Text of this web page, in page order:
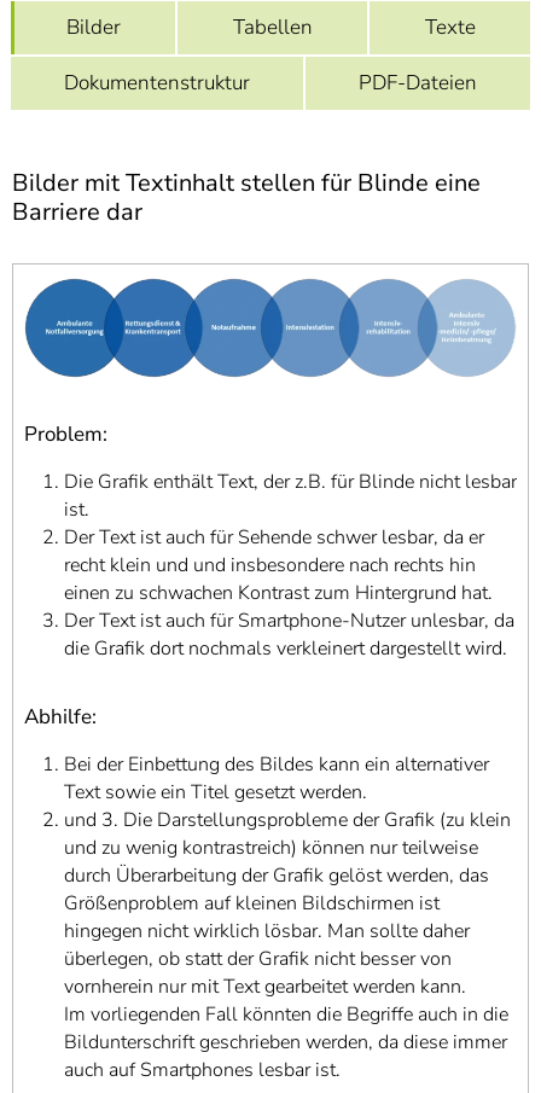
7]
Informationen zur
Barrierefreiheit
Bilder Tabellen
Texte
Dokumentenstruktur
PDF-Dateien
Bilder mit Textinhalt stellen für Blinde eine
Barriere dar
Problem:
Die Grafik enthält Text, der z.B. für Blinde nicht lesbar
ist.
Der Text ist auch für Sehende schwer lesbar, da er
recht klein und und insbesondere nach rechts hin
einen zu schwachen Kontrast zum Hintergrund hat.
Der Text ist auch für Smartphone-Nutzer unlesbar, da
die Grafik dort nochmals verkleinert dargestellt wird.
Abhilfe:
Bei der Einbettung des Bildes kann ein alternativer
Text sowie ein Titel gesetzt werden.
und 3. Die Darstellungsprobleme der Grafik (zu klein
und zu wenig kontrastreich) können nur teilweise
durch Überarbeitung der Grafik gelöst werden, das
Größenproblem auf kleinen Bildschirmen ist
hingegen nicht wirklich lösbar. Man sollte daher
überlegen, ob statt der Grafik nicht besser von
vornherein nur mit Text gearbeitet werden kann.
Im vorliegenden Fall könnten die Begriffe auch in die
Bildunterschrift geschrieben werden, da diese immer
auch auf Smartphones lesbar ist.